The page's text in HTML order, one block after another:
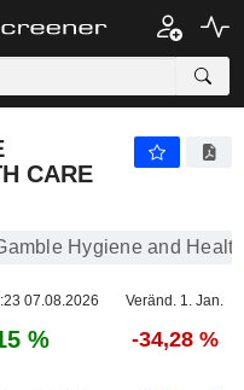
CARE
Hygiene and
07.08.2026 Veränd. 1. Jan.
% -34,28 %